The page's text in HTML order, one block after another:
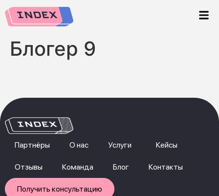
Блогер 9
Партнёры О нас Услуги Кейсы
Отзывы Команда Блог Контакты
Получить консультацию